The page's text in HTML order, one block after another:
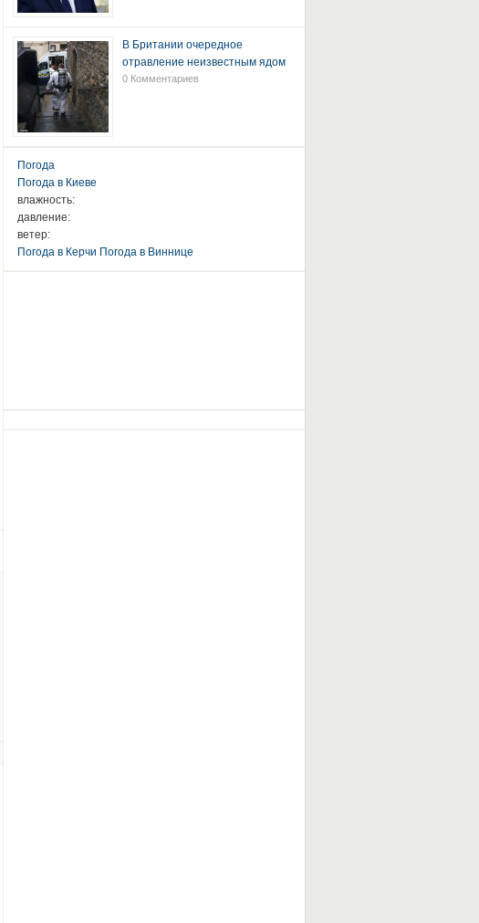
В Британии очередное
отравление неизвестным ядом
0 Комментариев
Погода
Погода в Киеве
влажность:
давление:
ветер:
Погода в Керчи Погода в Виннице